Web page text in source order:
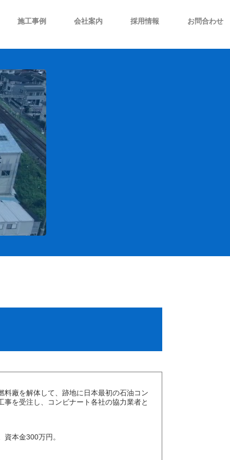
技術開発/企画設計
施工事例 会社案内
社史沿革
採用情報 お問合わせ
廠を解体して、跡地に日本最初の石油コン
を受注し、コンビナート各社の協力業者と
本金300万円。